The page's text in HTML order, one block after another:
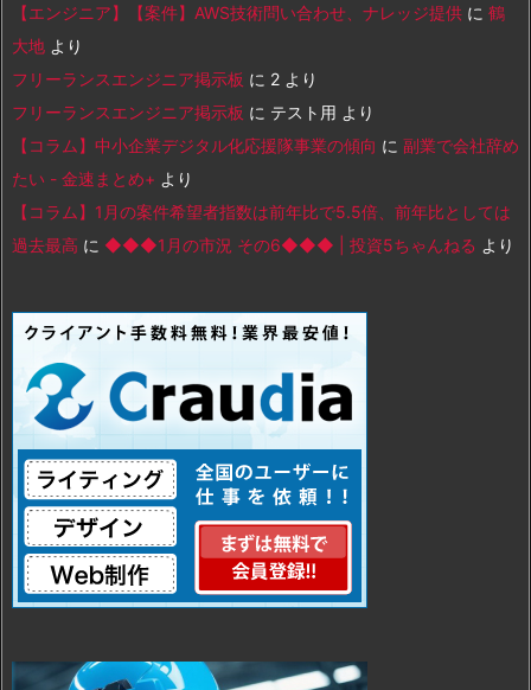
【エンジニア】【案件】AWS技術問い合わせ、ナレッジ提供 に 鶴
大地 より
フリーランスエンジニア掲示板 に 2 より
フリーランスエンジニア掲示板 に テスト用 より
【コラム】中小企業デジタル化応援隊事業の傾向 に 副業で会社辞め
たい - 金速まとめ+ より
【コラム】1月の案件希望者指数は前年比で5.5倍、前年比としては
過去最高 に ◆◆◆1月の市況 その6◆◆◆ | 投資5ちゃんねる より